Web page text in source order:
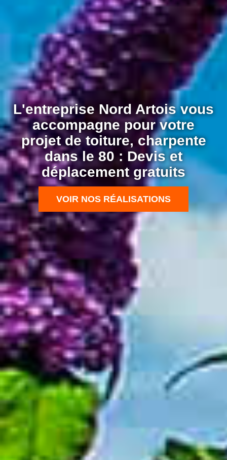
L'entreprise Nord Artois vous
accompagne pour votre
projet de toiture, charpente
dans le 80 : Devis et
déplacement gratuits
VOIR NOS RÉALISATIONS